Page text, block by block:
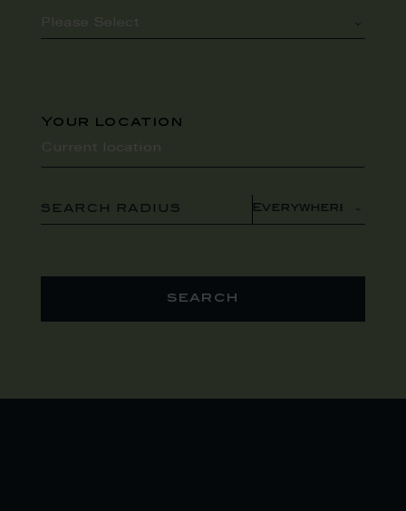
Your location
SEARCH RADIUS
search